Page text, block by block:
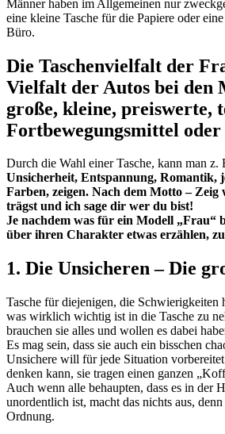
Männer haben im Allgemeinen nur
eine kleine Tasche für die Papiere oder
Büro.
Die Taschenvielfalt der
Vielfalt der Autos bei den
große, kleine, preiswerte,
Fortbewegungsmittel
Durch die Wahl einer Tasche, kann man z.
Unsicherheit, Entspannung, Romantik,
Farben, zeigen. Nach dem Motto – Zeig
trägst und ich sage dir wer du bist!
Je nachdem was für ein Modell „Frau“
über ihren Charakter etwas erzählen,
1. Die Unsicheren – Die
Tasche für diejenigen, die Schwierigkeiten
was wirklich wichtig ist in die Tasche zu
brauchen sie alles und wollen es dabei
Es mag sein, dass sie auch ein bisschen
Unsichere will für jede Situation
denken kann, sie tragen einen ganzen
Auch wenn alle behaupten, dass es in der
unordentlich ist, macht das nichts aus,
Ordnung.